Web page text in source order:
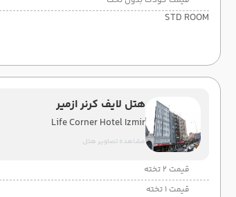
STD ROOM
هتل لایف کرنر ازمیر
Life Corner Hotel Izmir
مشاهده تصاویر هتل
قیمت 2 تخته
قیمت 1 تخته